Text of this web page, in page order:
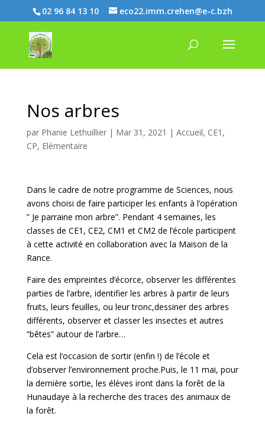
02 96 84 13 10 eco22.imm.crehen@e-c.bzh
Nos arbres
par Phanie Lethuillier| Mar 31, 2021 | Accueil, CE1 ,
CP, Elémentaire
Dans le cadre de notre programme de Sciences, nous
avons choisi de faire participer les enfants à l’opération
” Je parraine mon arbre”. Pendant 4 semaines, les
classes de CE1, CE2, CM1 et CM2 de l’école participent
à cette activité en collaboration avec la Maison de la
Rance.
Faire des empreintes d’écorce, observer les différentes
parties de l’arbre, identifier les arbres à partir de leurs
fruits, leurs feuilles, ou leur tronc,dessiner des arbres
différents, observer et classer les insectes et autres
“bêtes” autour de l’arbre…
Cela est l’occasion de sortir (enfin !) de l’école et
d’observer l’environnement proche.Puis, le 11 mai, pour
la dernière sortie, les élèves iront dans la forêt de la
Hunaudaye à la recherche des traces des animaux de
la forêt.